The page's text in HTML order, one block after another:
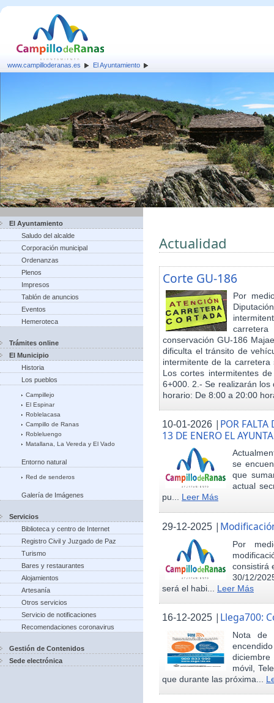
www.campilloderanas.es El Ayuntamiento
El Ayuntamiento
Saludo del alcalde
Corporación municipal
Ordenanzas
Plenos
Impresos
Tablón de anuncios
Eventos
Hemeroteca
Trámites online
El Municipio
Historia
Los pueblos
Campillejo
El Espinar
Roblelacasa
Campillo de Ranas
Robleluengo
Matallana, La Vereda y El Vado
Entorno natural
Red de senderos
Galería de Imágenes
Servicios
Biblioteca y centro de Internet
Registro Civil y Juzgado de Paz
Turismo
Bares y restaurantes
Alojamientos
Artesanía
Otros servicios
Servicio de notificaciones
Recomendaciones coronavirus
Gestión de Contenidos
Sede electrónica
Actualidad
Corte GU-186
Por
conservación GU-186
dificulta el tránsito de
intermitente de la
Los cortes intermitentes
6+000. 2.- Se realizarán
horario: De 8:00 a 20:00
10-01-2026 | POR FALTA
13 DE ENERO EL
se
que
actual
pu... Leer Más
29-12-2025 |
Por
consistirá
30/12/
será el habi... Leer Más
16-12-2025 | Llega700:
Nota de
móvil,
que durante las próxima...